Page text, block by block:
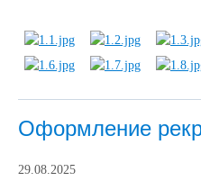
Оформление
29.08.2025